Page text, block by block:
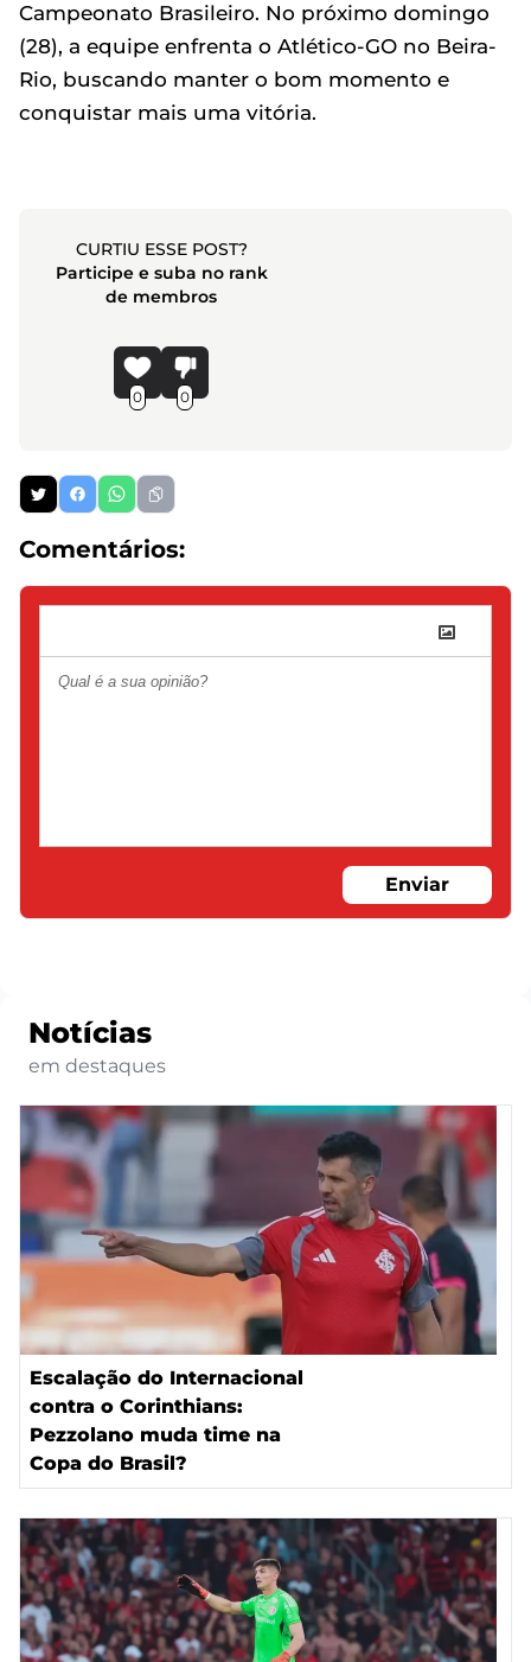
Campeonato Brasileiro. No próximo domingo
(28), a equipe enfrenta o Atlético-GO no Beira-
Rio, buscando manter o bom momento e
conquistar mais uma vitória.
CURTIU ESSE POST?
Participe e suba no rank
de membros
0 0
Comentários:
Enviar
Notícias
em destaques
Escalação do Internacional
contra o Corinthians:
Pezzolano muda time na
Copa do Brasil?